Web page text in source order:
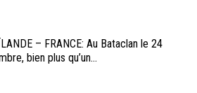
– FRANCE: Au Bataclan le 24
bien plus qu’un...